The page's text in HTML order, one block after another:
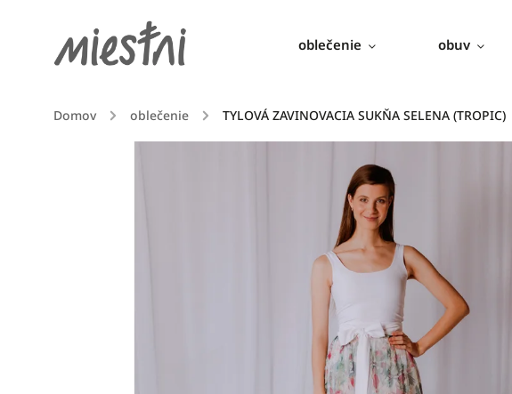
oblečenie obuv
Domov / oblečenie / TYLOVÁ ZAVINOVACIA SUKŇA SELENA